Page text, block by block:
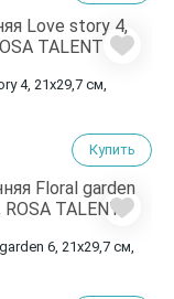
4, 21х29,7 см,
Купить
6, 21х29,7 см,